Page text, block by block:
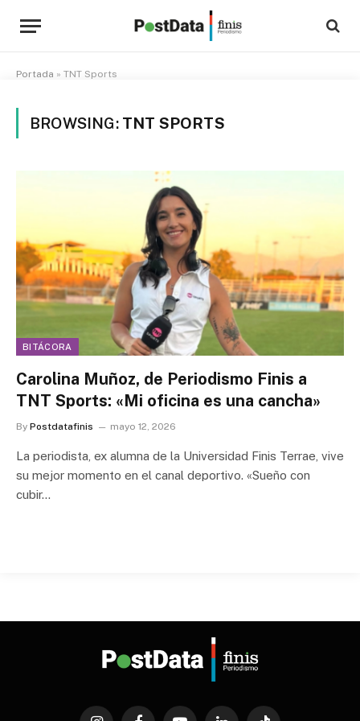
Portada » TNT Sports
BROWSING: TNT SPORTS
BITÁCORA
Carolina Muñoz, de Periodismo Finis a
TNT Sports: «Mi oficina es una cancha»
By Postdatafinis mayo 12, 2026
La periodista, ex alumna de la Universidad Finis Terrae, vive
su mejor momento en el canal deportivo. «Sueño con
cubir…